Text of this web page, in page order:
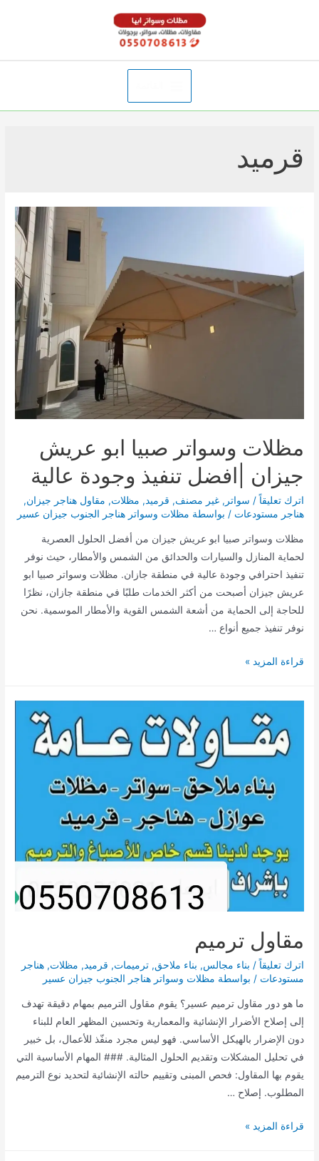
Main
قرميد
مظلات وسواتر صبيا ابو عريش
جيزان |افضل تنفيذ وجودة عالية
اترك تعليقاً / سواتر ,غير مصنف, قرميد, مظلات, مقاول هناجر جيزان,
هناجر مستودعات / بواسطة مظلات وسواتر هناجر الجنوب جيزان عسير
مظلات وسواتر صبيا ابو عريش جيزان من أفضل الحلول العصرية
لحماية المنازل والسيارات والحدائق من الشمس والأمطار، حيث نوفر
تنفيذ احترافي وجودة عالية في منطقة جازان. مظلات وسواتر صبيا ابو
عريش جيزان أصبحت من أكثر الخدمات طلبًا في منطقة جازان، نظرًا
للحاجة إلى الحماية من أشعة الشمس القوية والأمطار الموسمية. نحن
نوفر تنفيذ جميع أنواع …
مظلات
عريش
جيزان
قراءة المزيد »
مقاول ترميم
اترك تعليقاً / بناء مجالس, بناء ملاحق,ترميمات, قرميد, مظلات,هناجر
مستودعات / بواسطة مظلات وسواتر هناجر الجنوب جيزان عسير
ما هو دور مقاول ترميم عسير؟ يقوم مقاول الترميم بمهام دقيقة تهدف
إلى إصلاح الأضرار الإنشائية والمعمارية وتحسين المظهر العام للبناء
دون الإضرار بالهيكل الأساسي. فهو ليس مجرد منفّذ للأعمال، بل خبير
في تحليل المشكلات وتقديم الحلول المثالية. ### المهام الأساسية التي
يقوم بها المقاول: فحص المبنى وتقييم حالته الإنشائية لتحديد نوع الترميم
المطلوب. إصلاح …
مقاول
قراءة المزيد »